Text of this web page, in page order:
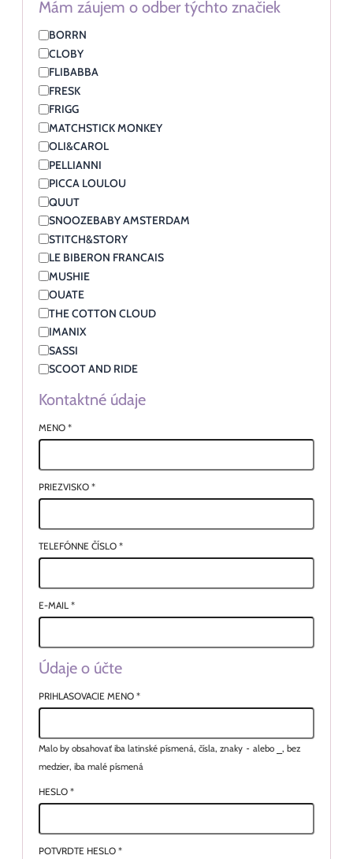
Mám záujem o odber týchto značiek
BORRN
CLOBY
FLIBABBA
FRESK
FRIGG
MATCHSTICK MONKEY
OLI&CAROL
PELLIANNI
PICCA LOULOU
QUUT
SNOOZEBABY AMSTERDAM
STITCH&STORY
LE BIBERON FRANCAIS
MUSHIE
OUATE
THE COTTON CLOUD
IMANIX
SASSI
SCOOT AND RIDE
Kontaktné údaje
MENO *
PRIEZVISKO *
TELEFÓNNE ČÍSLO *
E-MAIL *
Údaje o účte
PRIHLASOVACIE MENO *
Malo by obsahovať iba latinské písmená, čísla, znaky - alebo
, bez
medzier, iba malé písmená
HESLO *
POTVRDTE HESLO *